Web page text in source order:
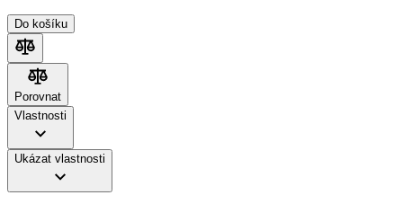
Do košíku
Porovnat
Porovnat
Vlastnosti
Ukázat vlastnosti